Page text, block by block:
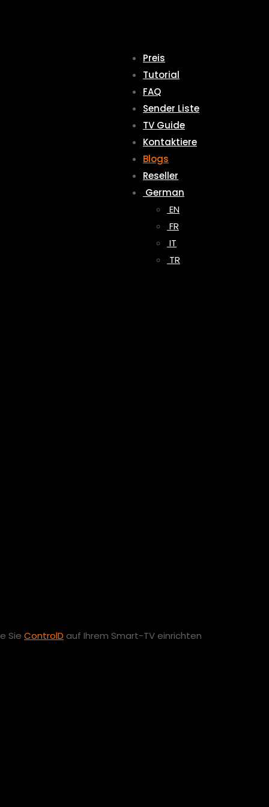
Preis
Tutorial
FAQ
Sender Liste
TV Guide
Kontaktiere
Blogs
Reseller
German
EN
FR
IT
TR
Sie ControlD auf Ihrem Smart-TV einrichten